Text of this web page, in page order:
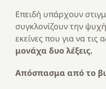
Επειδή υπάρχουν
συγκλονίζουν την
εκείνες που για να τις
μονάχα δυο λέξεις.
Απόσπασμα από το